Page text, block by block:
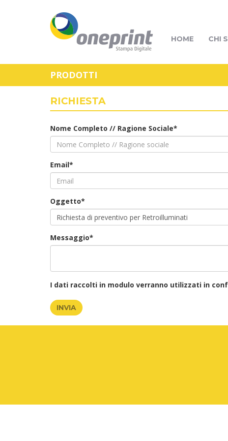
HOME CHI
PRODOTTI
RICHIESTA
Nome Completo // Ragione Sociale*
Email*
Oggetto*
Messaggio*
I dati raccolti in modulo verranno utilizzati in
INVIA